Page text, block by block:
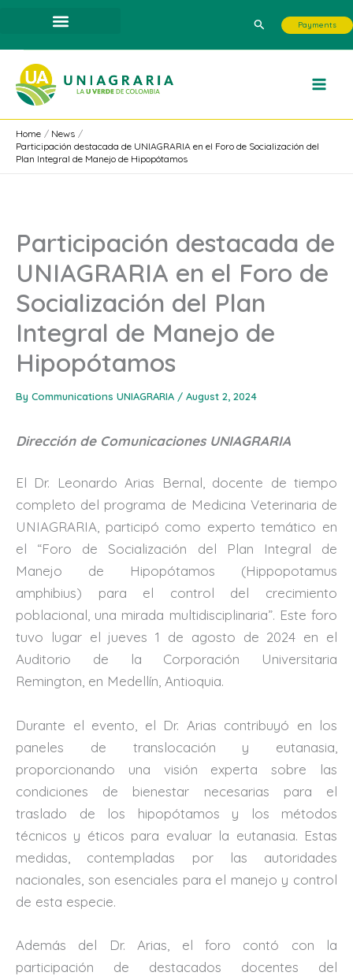
content
Search Payments
Home
News
Participación destacada de UNIAGRARIA en el Foro de Socialización del
Plan Integral de Manejo de Hipopótamos
Participación destacada de
UNIAGRARIA en el Foro de
Socialización del Plan
Integral de Manejo de
Hipopótamos
By Communications UNIAGRARIA / August 2, 2024
Dirección de Comunicaciones UNIAGRARIA
El Dr. Leonardo Arias Bernal, docente de tiempo
completo del programa de Medicina Veterinaria de
UNIAGRARIA, participó como experto temático en
el “Foro de Socialización del Plan Integral de
Manejo de Hipopótamos (Hippopotamus
amphibius) para el control del crecimiento
poblacional, una mirada multidisciplinaria”. Este foro
tuvo lugar el jueves 1 de agosto de 2024 en el
Auditorio de la Corporación Universitaria
Remington, en Medellín, Antioquia.
Durante el evento, el Dr. Arias contribuyó en los
paneles de translocación y eutanasia,
proporcionando una visión experta sobre las
condiciones de bienestar necesarias para el
traslado de los hipopótamos y los métodos
técnicos y éticos para evaluar la eutanasia. Estas
medidas, contempladas por las autoridades
nacionales, son esenciales para el manejo y control
de esta especie.
Además del Dr. Arias, el foro contó con la
participación de destacados docentes del